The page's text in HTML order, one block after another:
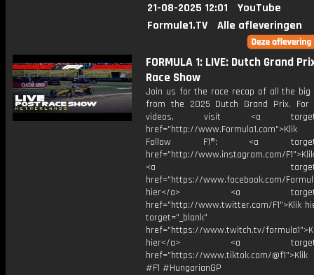
21-08-2025 12:01
YouTube
Formule1.TV
Alle afleveringen
FORMULA 1: LIVE: Dutch Grand
Race Show
Join us for the race recap of all the big
from the 2025 Dutch Grand Prix. For
videos, visit <a
href="http://
Follow F1®: <a
href="http://www.instagram.com/
<a
href="https://www.facebook.com/
hier</a> <a
href="http://www.twitter.com/F1">Klik
target="_blank"
href="https://www.twitch.tv/
hier</a> <a
href="https://www.tiktok.com/
#F1 #HungarianGP